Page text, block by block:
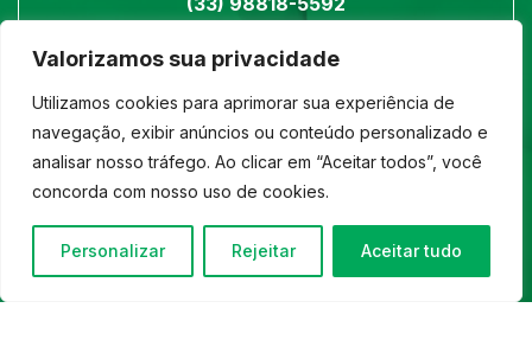
Valorizamos sua privacidade
Utilizamos cookies para aprimorar sua experiência de
navegação, exibir anúncios ou conteúdo personalizado e
analisar nosso tráfego. Ao clicar em “Aceitar todos”, você
concorda com nosso uso de cookies.
Personalizar Rejeitar Aceitar tudo
LOCALIZAÇÃO